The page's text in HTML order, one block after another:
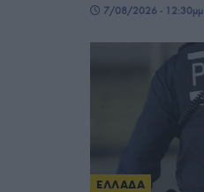
7/08/2026 - 12:30μμ
ΕΛΛΑΔΑ